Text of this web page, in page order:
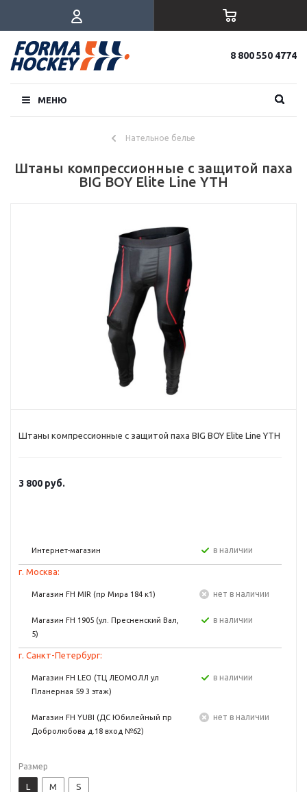
8 800 550 4774
МЕНЮ
Нательное белье
Штаны компрессионные с защитой паха
BIG BOY Elite Line YTH
Штаны компрессионные с защитой паха BIG BOY Elite Line YTH
3 800 руб.
Интернет-магазин в наличии
г. Москва:
Магазин FH MIR (пр Мира 184 к1) Нет в наличии
Магазин FH 1905 (ул. Пресненский Вал,
5)
в наличии
г. Санкт-Петербург:
Магазин FH LEO (ТЦ ЛЕОМОЛЛ ул
Планерная 59 3 этаж)
в наличии
Магазин FH YUBI (ДС Юбилейный пр
Добролюбова д.18 вход №62)
Нет в наличии
Размер
L M S